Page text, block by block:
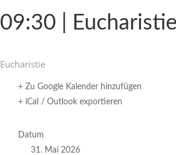
09:30 | Eucharistie
Eucha­ristie
+ Zu Google Kalender hinzufügen
+ iCal / Outlook exportieren
Datum
31. Mai 2026